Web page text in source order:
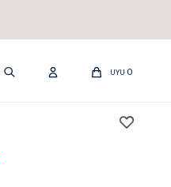
UYU 0